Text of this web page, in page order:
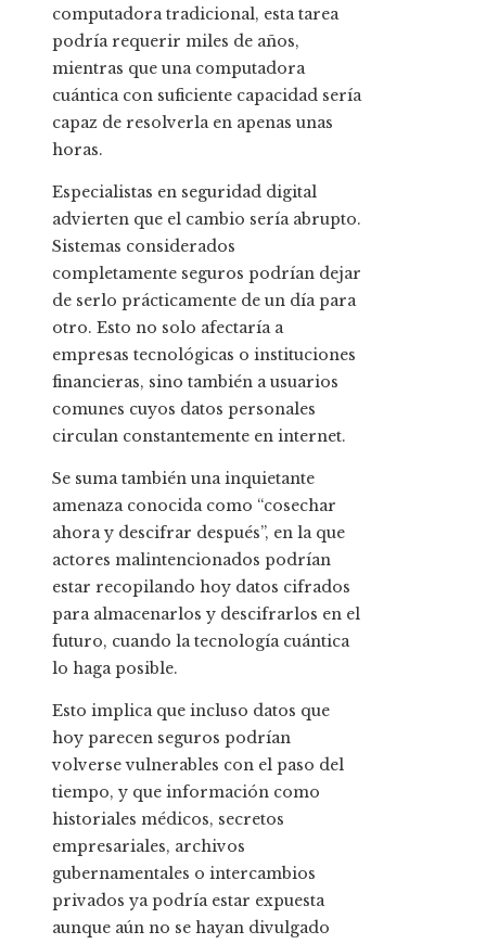
computadora tradicional, esta tarea
podría requerir miles de años,
mientras que una computadora
cuántica con suficiente capacidad sería
capaz de resolverla en apenas unas
horas.
Especialistas en seguridad digital
advierten que el cambio sería abrupto.
Sistemas considerados
completamente seguros podrían dejar
de serlo prácticamente de un día para
otro. Esto no solo afectaría a
empresas tecnológicas o instituciones
financieras, sino también a usuarios
comunes cuyos datos personales
circulan constantemente en internet.
Se suma también una inquietante
amenaza conocida como “cosechar
ahora y descifrar después”, en la que
actores malintencionados podrían
estar recopilando hoy datos cifrados
para almacenarlos y descifrarlos en el
futuro, cuando la tecnología cuántica
lo haga posible.
Esto implica que incluso datos que
hoy parecen seguros podrían
volverse vulnerables con el paso del
tiempo, y que información como
historiales médicos, secretos
empresariales, archivos
gubernamentales o intercambios
privados ya podría estar expuesta
aunque aún no se hayan divulgado